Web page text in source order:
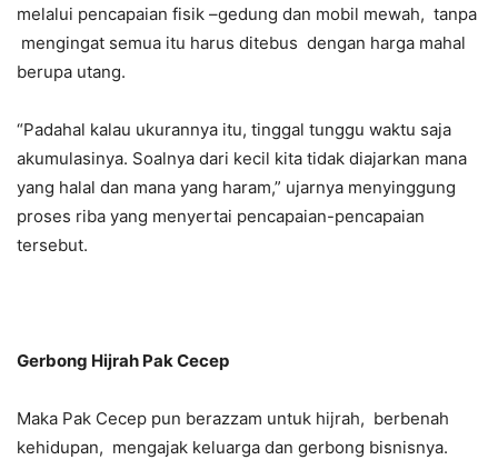
melalui pencapaian fisik –gedung dan mobil mewah, tanpa
mengingat semua itu harus ditebus dengan harga mahal
berupa utang.
“Padahal kalau ukurannya itu, tinggal tunggu waktu saja
akumulasinya. Soalnya dari kecil kita tidak diajarkan mana
yang halal dan mana yang haram,” ujarnya menyinggung
proses riba yang menyertai pencapaian-pencapaian
tersebut.
Gerbong Hijrah Pak Cecep
Maka Pak Cecep pun berazzam untuk hijrah, berbenah
kehidupan, mengajak keluarga dan gerbong bisnisnya.